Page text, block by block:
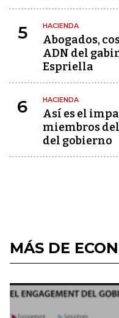
5 HACIENDA
Abogados,
ADN del
Espriella
6 HACIENDA
Así es el
miembros
del gobierno
MÁS DE